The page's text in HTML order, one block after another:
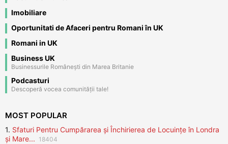
Imobiliare
Oportunitati de Afaceri pentru Romani în UK
Romani in UK
Business UK
Businessurile Românești din Marea Britanie
Podcasturi
Descoperă vocea comunității tale!
MOST POPULAR
1. Sfaturi Pentru Cumpărarea și Închirierea de Locuințe în Londra
și Mare... 18404